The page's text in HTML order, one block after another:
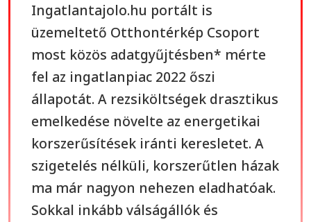
Ingatlantajolo.hu portált is
üzemeltető Otthontérkép Csoport
most közös adatgyűjtésben* mérte
fel az ingatlanpiac 2022 őszi
állapotát. A rezsiköltségek drasztikus
emelkedése növelte az energetikai
korszerűsítések iránti keresletet. A
szigetelés nélküli, korszerűtlen házak
ma már nagyon nehezen eladhatóak.
Sokkal inkább válságállók és